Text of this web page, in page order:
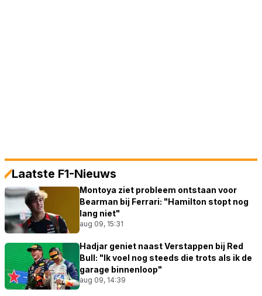
Laatste F1-Nieuws
Montoya ziet probleem ontstaan voor
Bearman bij Ferrari: "Hamilton stopt nog
lang niet"
aug 09, 15:31
Hadjar geniet naast Verstappen bij Red
Bull: "Ik voel nog steeds die trots als ik de
garage binnenloop"
aug 09, 14:39